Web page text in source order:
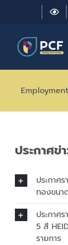
ประกาศข่
ประกาศ
ทองขน
ประกาศ
5 สี
รายการ